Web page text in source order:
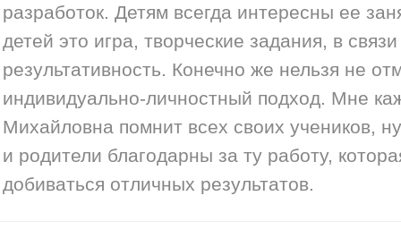
разработок. Детям всегда интересны ее
детей это игра, творческие задания, в
результативность. Конечно же нельзя не
индивидуально-личностный подход. Мне
Михайловна помнит всех своих учеников,
и родители благодарны за ту работу,
добиваться отличных результатов.